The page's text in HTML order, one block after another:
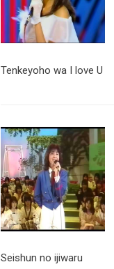
Tenkeyoho wa I love U
Seishun no ijiwaru